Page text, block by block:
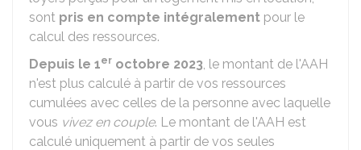
sont pris en compte intégralement pour le
calcul des ressources.
Depuis le 1er octobre 2023, le montant de l'AAH
n'est plus calculé à partir de vos ressources
cumulées avec celles de la personne avec laquelle
vous vivez en couple. Le montant de l'AAH est
calculé uniquement à partir de vos seules